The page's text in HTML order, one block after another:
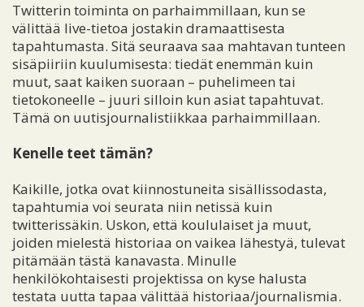
Twitterin toiminta on parhaimmillaan, kun se
välittää live-tietoa jostakin dramaattisesta
tapahtumasta. Sitä seuraava saa mahtavan tunteen
sisäpiiriin kuulumisesta: tiedät enemmän kuin
muut, saat kaiken suoraan – puhelimeen tai
tietokoneelle – juuri silloin kun asiat tapahtuvat.
Tämä on uutisjournalistiikkaa parhaimmillaan.
Kenelle teet tämän?
Kaikille, jotka ovat kiinnostuneita sisällissodasta,
tapahtumia voi seurata niin netissä kuin
twitterissäkin. Uskon, että koululaiset ja muut,
joiden mielestä historiaa on vaikea lähestyä, tulevat
pitämään tästä kanavasta. Minulle
henkilökohtaisesti projektissa on kyse halusta
testata uutta tapaa välittää historiaa/journalismia.